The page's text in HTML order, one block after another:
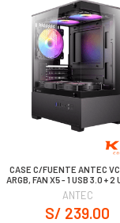
CASE C/FUENTE ANTEC
ARGB, FAN X5 - 1 USB 3.0 + 2
MATX + 450W
ANTEC
S/ 239.00